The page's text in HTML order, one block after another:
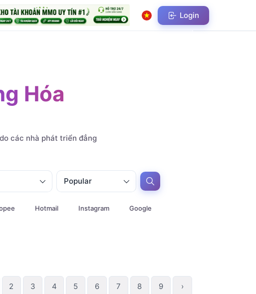
Login
Hóa
các nhà phát triển đẳng
Popular
Hotmail Instagram Google
2 3 4 5 6 7 8 9 ›